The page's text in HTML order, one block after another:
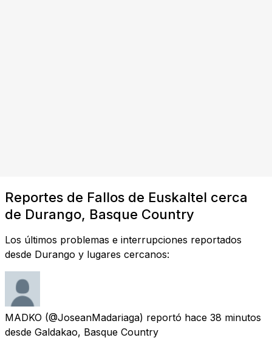
Reportes de Fallos de Euskaltel cerca
de Durango, Basque Country
Los últimos problemas e interrupciones reportados
desde Durango y lugares cercanos:
MADKO (@JoseanMadariaga) reportó hace 38 minutos
desde Galdakao, Basque Country